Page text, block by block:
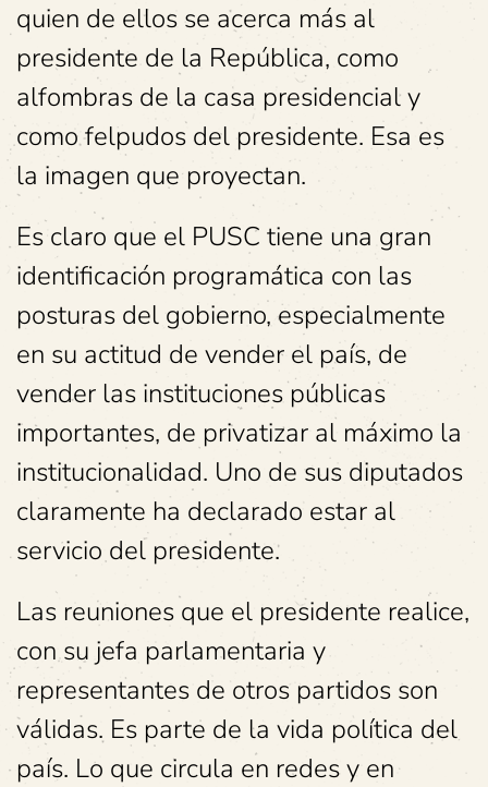
quien de ellos se acerca más al
presidente de la República, como
alfombras de la casa presidencial y
como felpudos del presidente. Esa es
la imagen que proyectan.
Es claro que el PUSC tiene una gran
identificación programática con las
posturas del gobierno, especialmente
en su actitud de vender el país, de
vender las instituciones públicas
importantes, de privatizar al máximo la
institucionalidad. Uno de sus diputados
claramente ha declarado estar al
servicio del presidente.
Las reuniones que el presidente realice,
con su jefa parlamentaria y
representantes de otros partidos son
válidas. Es parte de la vida política del
país. Lo que circula en redes y en